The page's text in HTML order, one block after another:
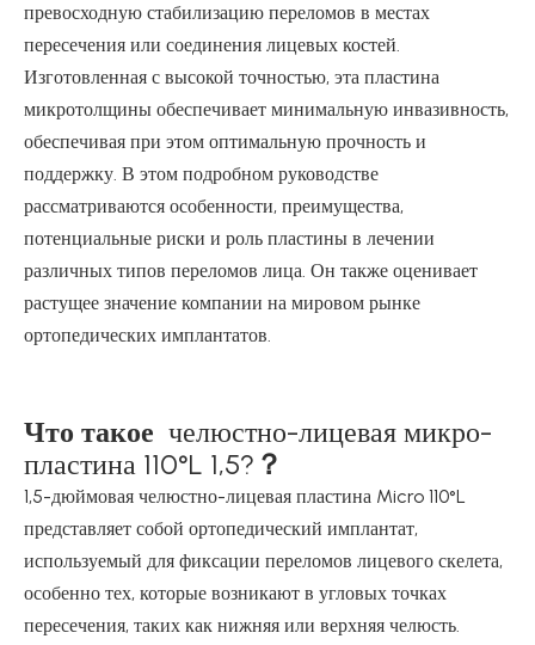
превосходную стабилизацию переломов в местах
пересечения или соединения лицевых костей.
Изготовленная с высокой точностью, эта пластина
микротолщины обеспечивает минимальную инвазивность,
обеспечивая при этом оптимальную прочность и
поддержку. В этом подробном руководстве
рассматриваются особенности, преимущества,
потенциальные риски и роль пластины в лечении
различных типов переломов лица. Он также оценивает
растущее значение компании на мировом рынке
ортопедических имплантатов.
Что такое челюстно-лицевая микро-
пластина 110°L 1,5? ？
1,5-дюймовая челюстно-лицевая пластина Micro 110°L
представляет собой ортопедический имплантат,
используемый для фиксации переломов лицевого скелета,
особенно тех, которые возникают в угловых точках
пересечения, таких как нижняя или верхняя челюсть.